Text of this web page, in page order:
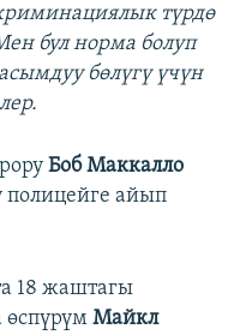
түрдө
бул норма болуп
бөлүгү үчүн
Боб Маккалло
айып
18 жаштагы
Майкл